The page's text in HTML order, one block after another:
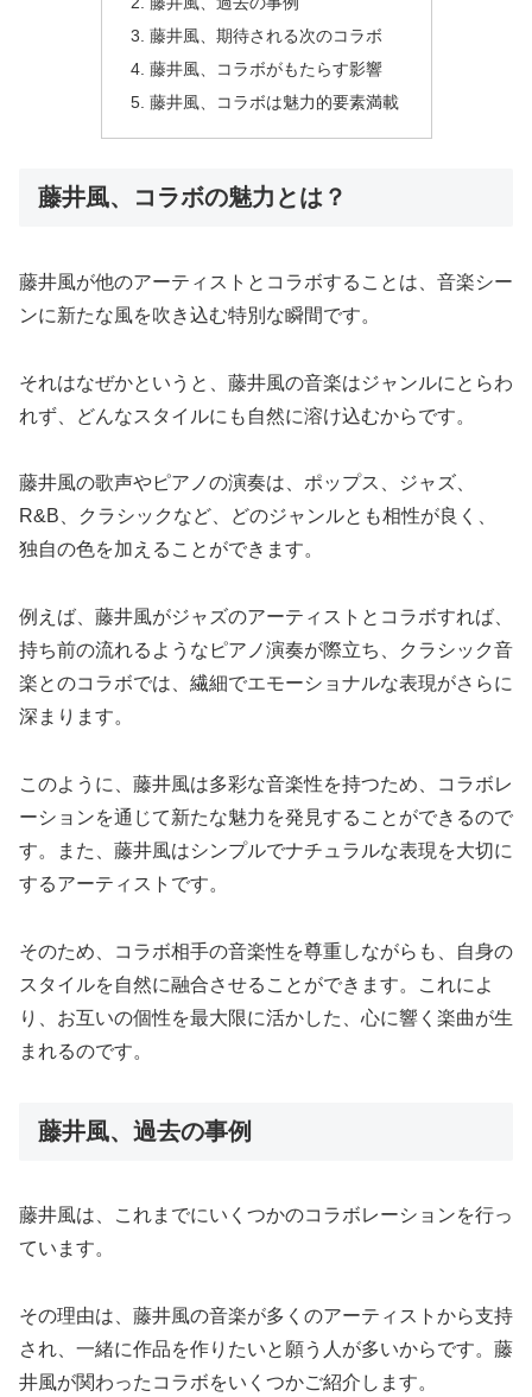
藤井風、期待される次のコラボ
藤井風、コラボがもたらす影響
藤井風、コラボは魅力的要素満載
藤井風、コラボの魅力とは？
藤井風が他のアーティストとコラボすることは、音楽シー
ンに新たな風を吹き込む特別な瞬間です。
それはなぜかというと、藤井風の音楽はジャンルにとらわ
れず、どんなスタイルにも自然に溶け込むからです。
藤井風の歌声やピアノの演奏は、ポップス、ジャズ、
R&B、クラシックなど、どのジャンルとも相性が良く、
独自の色を加えることができます。
例えば、藤井風がジャズのアーティストとコラボすれば、
持ち前の流れるようなピアノ演奏が際立ち、クラシック音
楽とのコラボでは、繊細でエモーショナルな表現がさらに
深まります。
このように、藤井風は多彩な音楽性を持つため、コラボレ
ーションを通じて新たな魅力を発見することができるので
す。また、藤井風はシンプルでナチュラルな表現を大切に
するアーティストです。
そのため、コラボ相手の音楽性を尊重しながらも、自身の
スタイルを自然に融合させることができます。これによ
り、お互いの個性を最大限に活かした、心に響く楽曲が生
まれるのです。
藤井風、過去の事例
藤井風は、これまでにいくつかのコラボレーションを行っ
ています。
その理由は、藤井風の音楽が多くのアーティストから支持
され、一緒に作品を作りたいと願う人が多いからです。藤
井風が関わったコラボをいくつかご紹介します。